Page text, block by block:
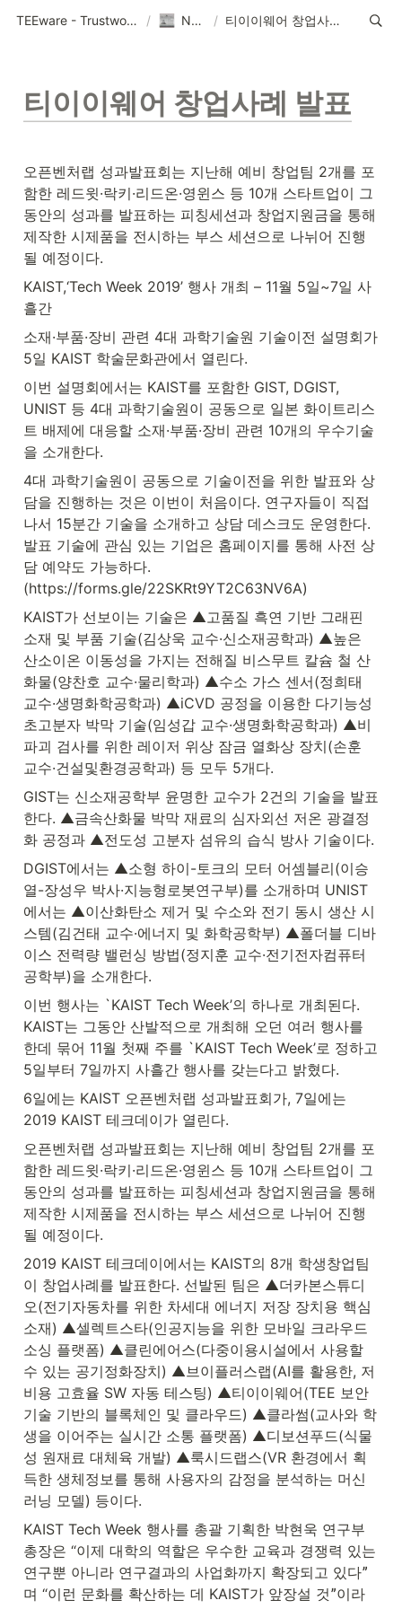
TEEware - Trustworthy Security Solution Provider / News / 티이이웨어 창업사례 발표
티이이웨어 창업사례 발표
오픈벤처랩 성과발표회는 지난해 예비 창업팀 2개를 포
함한 레드윗·락키·리드온·영윈스 등 10개 스타트업이 그
동안의 성과를 발표하는 피칭세션과 창업지원금을 통해
제작한 시제품을 전시하는 부스 세션으로 나뉘어 진행
될 예정이다.
KAIST,‘Tech Week 2019’ 행사 개최 – 11월 5일~7일 사
흘간
소재·부품·장비 관련 4대 과학기술원 기술이전 설명회가
5일 KAIST 학술문화관에서 열린다.
이번 설명회에서는 KAIST를 포함한 GIST, DGIST,
UNIST 등 4대 과학기술원이 공동으로 일본 화이트리스
트 배제에 대응할 소재·부품·장비 관련 10개의 우수기술
을 소개한다.
4대 과학기술원이 공동으로 기술이전을 위한 발표와 상
담을 진행하는 것은 이번이 처음이다. 연구자들이 직접
나서 15분간 기술을 소개하고 상담 데스크도 운영한다.
발표 기술에 관심 있는 기업은 홈페이지를 통해 사전 상
담 예약도 가능하다.
(https://forms.gle/22SKRt9YT2C63NV6A)
KAIST가 선보이는 기술은 ▲고품질 흑연 기반 그래핀
소재 및 부품 기술(김상욱 교수·신소재공학과) ▲높은
산소이온 이동성을 가지는 전해질 비스무트 칼슘 철 산
화물(양찬호 교수·물리학과) ▲수소 가스 센서(정희태
교수·생명화학공학과) ▲iCVD 공정을 이용한 다기능성
초고분자 박막 기술(임성갑 교수·생명화학공학과) ▲비
파괴 검사를 위한 레이저 위상 잠금 열화상 장치(손훈
교수·건설및환경공학과) 등 모두 5개다.
GIST는 신소재공학부 윤명한 교수가 2건의 기술을 발표
한다. ▲금속산화물 박막 재료의 심자외선 저온 광결정
화 공정과 ▲전도성 고분자 섬유의 습식 방사 기술이다.
DGIST에서는 ▲소형 하이-토크의 모터 어셈블리(이승
열-장성우 박사·지능형로봇연구부)를 소개하며 UNIST
에서는 ▲이산화탄소 제거 및 수소와 전기 동시 생산 시
스템(김건태 교수·에너지 및 화학공학부) ▲폴더블 디바
이스 전력량 밸런싱 방법(정지훈 교수·전기전자컴퓨터
공학부)을 소개한다.
이번 행사는 `KAIST Tech Week’의 하나로 개최된다.
KAIST는 그동안 산발적으로 개최해 오던 여러 행사를
한데 묶어 11월 첫째 주를 `KAIST Tech Week’로 정하고
5일부터 7일까지 사흘간 행사를 갖는다고 밝혔다.
6일에는 KAIST 오픈벤처랩 성과발표회가, 7일에는
2019 KAIST 테크데이가 열린다.
오픈벤처랩 성과발표회는 지난해 예비 창업팀 2개를 포
함한 레드윗·락키·리드온·영윈스 등 10개 스타트업이 그
동안의 성과를 발표하는 피칭세션과 창업지원금을 통해
제작한 시제품을 전시하는 부스 세션으로 나뉘어 진행
될 예정이다.
2019 KAIST 테크데이에서는 KAIST의 8개 학생창업팀
이 창업사례를 발표한다. 선발된 팀은 ▲더카본스튜디
오(전기자동차를 위한 차세대 에너지 저장 장치용 핵심
소재) ▲셀렉트스타(인공지능을 위한 모바일 크라우드
소싱 플랫폼) ▲클린에어스(다중이용시설에서 사용할
수 있는 공기정화장치) ▲브이플러스랩(AI를 활용한, 저
비용 고효율 SW 자동 테스팅) ▲티이이웨어(TEE 보안
기술 기반의 블록체인 및 클라우드) ▲클라썸(교사와 학
생을 이어주는 실시간 소통 플랫폼) ▲디보션푸드(식물
성 원재료 대체육 개발) ▲룩시드랩스(VR 환경에서 획
득한 생체정보를 통해 사용자의 감정을 분석하는 머신
러닝 모델) 등이다.
KAIST Tech Week 행사를 총괄 기획한 박현욱 연구부
총장은 “이제 대학의 역할은 우수한 교육과 경쟁력 있는
연구뿐 아니라 연구결과의 사업화까지 확장되고 있다ˮ
며 “이런 문화를 확산하는 데 KAIST가 앞장설 것ˮ이라